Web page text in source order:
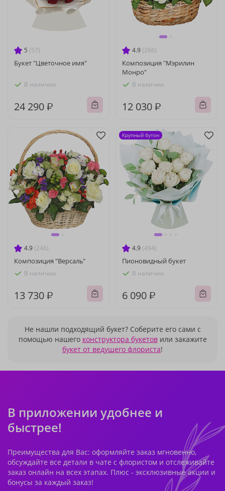
5 (57)
Букет "Цветочное имя"
В наличии
24 290 ₽
4.9 (266)
Композиция "Мэрилин
Монро"
В наличии
12 030 ₽
4.9 (246)
Композиция "Версаль"
В наличии
13 730 ₽
4.9 (494)
Пионовидный букет
В наличии
6 090 ₽
Крупный бутон
Не нашли подходящий букет? Соберите его сами с
помощью нашего конструктора букетовили закажите
букет от ведущего флориста!
В приложении удобнее и
быстрее!
Преимущества для Вас: оформляйте заказ мгновенно,
обсуждайте все детали в чате с флористом и отслеживайте
заказ онлайн на всех этапах. Плюс - эксклюзивные акции и
бонусы за каждый заказ!